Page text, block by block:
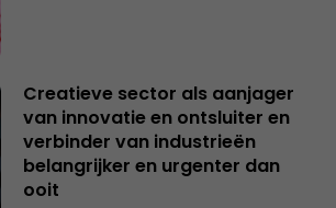
Creatieve sector als aanjager
van innovatie en ontsluiter en
verbinder van industrieën
belangrijker en urgenter dan
ooit